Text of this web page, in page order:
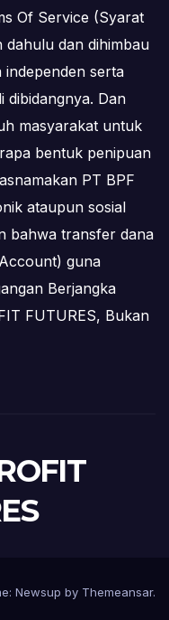
Of Service (Syarat
dahulu dan dihimbau
independen serta
dibidangnya. Dan
masyarakat untuk
bentuk penipuan
PT BPF
ataupun sosial
bahwa transfer dana
guna
Berjangka
FUTURES, Bukan
Newsup by Themeansar.